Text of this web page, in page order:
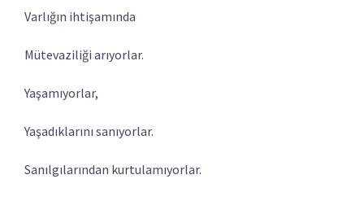
Varlığın ihtişamında
Mütevaziliği arıyorlar.
Yaşamıyorlar,
Yaşadıklarını sanıyorlar.
Sanılgılarından kurtulamıyorlar.